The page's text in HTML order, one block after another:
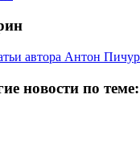
автора Антон
новости по теме: